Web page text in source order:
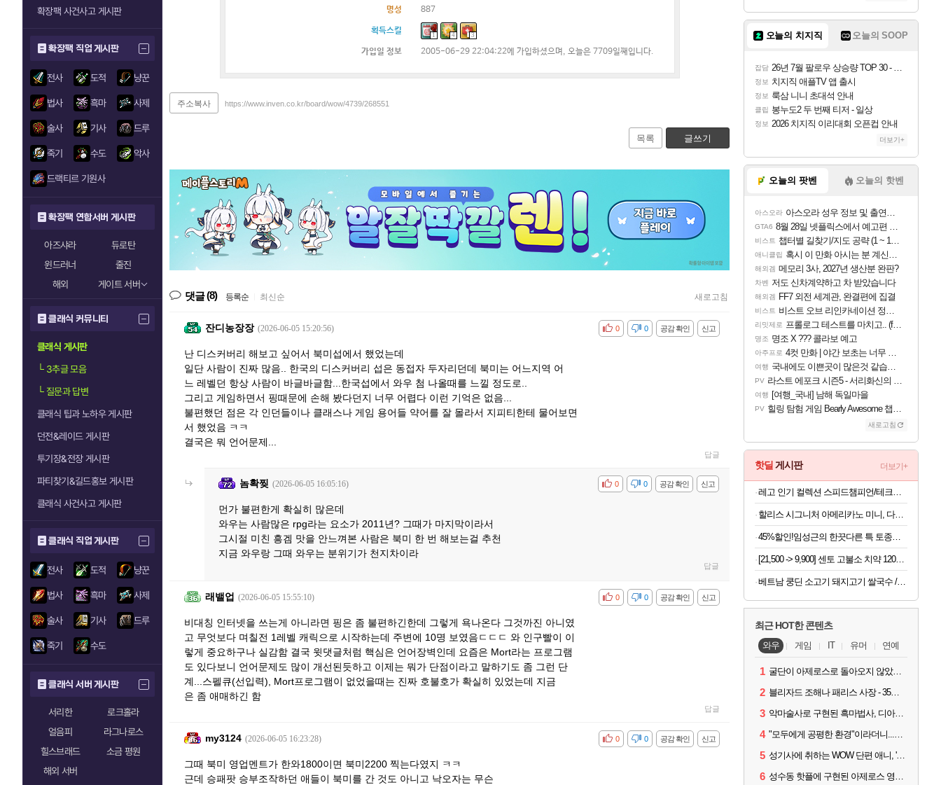
확장팩 사건사고 게시판
확장팩 직업 게시판
전사 도적 냥꾼
법사 흑마 사제
술사 기사 드루
죽기 수도 악사
드랙티르 기원사
확장팩 연합서버 게시판
아즈샤라
듀로탄
윈드러너
줄진
해외
게이트 서버
클래식 커뮤니티
클래식 게시판
└3추글 모음
└질문과 답변
클래식 팁과 노하우 게시판
던전&레이드 게시판
투기장&전장 게시판
파티찾기&길드홍보 게시판
클래식 사건사고 게시판
클래식 직업 게시판
전사 도적 냥꾼
법사 흑마 사제
술사 기사 드루
죽기 수도
클래식 서버 게시판
서리한
로크홀라
얼음피
라그나로스
힐스브래드
소금 평원
해외 서버
명성 887
획득스킬 1 4 3
가입일 정보 2005-06-29 22:04:22에 가입하셨으며, 오늘은 7709일째입니다.
주소복사 https://www.inven.co.kr/board/wow/4739/268551
목록 글쓰기
댓글(8) 등록순 최신순 새로고침
잔디농장장 (2026-06-05 15:20:56) 신고
공감 확인
비공감 0
0
난 디스커버리 해보고 싶어서 북미섭에서 했었는데
일단 사람이 진짜 많음.. 한국의 디스커버리 섭은 동접자 두자리던데 북미는 어느지역 어
느 레벨던 항상 사람이 바글바글함...한국섭에서 와우 첨 나올때를 느낄 정도로..
그리고 게임하면서 핑때문에 손해 봤다던지 너무 어렵다 이런 기억은 없음...
불편했던 점은 각 인던들이나 클래스나 게임 용어들 약어를 잘 몰라서 지피티한테 물어보면
서 했었음 ㅋㅋ
결국은 뭐 언어문제...
답글
놈확찢 (2026-06-05 16:05:16) 신고
공감 확인
비공감 0
0
먼가 불편한게 확실히 많은데
와우는 사람많은 rpg라는 요소가 2011년? 그때가 마지막이라서
그시절 미친 흥겜 맛을 안느껴본 사람은 북미 한 번 해보는걸 추천
지금 와우랑 그때 와우는 분위기가 천지차이라
답글
래밸업 (2026-06-05 15:55:10) 신고
공감 확인
비공감 0
0
비대칭 인터넷을 쓰는게 아니라면 핑은 좀 불편하긴한데 그렇게 욕나온다 그것까진 아니였
고 무엇보다 며칠전 1레벨 캐릭으로 시작하는데 주변에 10명 보였음ㄷㄷㄷ 와 인구빨이 이
렇게 중요하구나 실감함 결국 윗댓글처럼 핵심은 언어장벽인데 요즘은 Mort라는 프로그램
도 있다보니 언어문제도 많이 개선된듯하고 이제는 뭐가 단점이라고 말하기도 좀 그런 단
계...스펠큐(선입력), Mort프로그램이 없었을때는 진짜 호불호가 확실히 있었는데 지금
은 좀 애매하긴 함
답글
my3124 (2026-06-05 16:23:28) 신고
공감 확인
비공감 0
0
그때 북미 영업멘트가 한와1800이면 북미2200 찍는다였지 ㅋㅋ
근데 승패팟 승부조작하던 애들이 북미를 간 것도 아니고 낙오자는 무슨
오늘의 치지직 오늘의 SOOP
잡담 26년 7월 팔로우 상승량 TOP 30 - 월간 치지직
정보 치지직 애플TV 앱 출시
정보 룩삼 니니 초대석 안내
클립 봉누도2 두 번째 티저 - 일상
정보 2026 치지직 이리대회 오픈컵 안내
더보기+
오늘의 팟벤 오늘의 핫벤
아스오라 아스오라 성우 정보 및 출연작 모음
GTA6 8월 28일 넷플릭스에서 예고편 공개 예정
비스트 챕터별 길찾기/지도 공략 (1 ~ 12장)
애니클립 혹시 이 만화 아시는 분 계신가요
해외겜 메모리 3사, 2027년 생산분 완판?
차벤 저도 신차계약하고 차 받았습니다
해외겜 FF7 외전 세계관, 완결편에 집결
비스트 비스트 오브 리인카네이션 정보/공략글 모음
리밋제로 프롤로그 테스트를 마치고.. (feat. 리아)
명조 명조 X ??? 콜라보 예고
아주프로 4컷 만화 | 야간 보초는 너무 힘들어
여행 국내에도 이쁜곳이 많은것 같습니다
PV 라스트 에포크 시즌5 - 서리화신의 분노 티저
여행 [여행_국내] 남해 독일마을
PV 힐링 탐험 게임 Bearly Awesome 챕터 1 트레일러
새로고침
핫딜 게시판 더보기+
할리스 시그니처 아메리카노 미니, 다크, 0.9g, 100개입, 1개
[21,500 -> 9,900] 센토 고불소 치약 120g x 4개
베트남 쿵딘 소고기 돼지고기 쌀국수 / 정식 수입
최근 HOT한 콘텐츠
와우 게임 IT 유머 연예
1 굴단이 아제로스로 돌아오지 않았다면? 와우 클래식+ 주목
2 블리자드 조해나 패리스 사장 - 35년 역사, 그리고 비전
3 악마술사로 구현된 흑마법사, 디아4 x 와우 콜라보 살펴보기
4 "모두에게 공평한 환경"이라더니...여전히 살아있는 애드온
5 성기사에 취하는 WOW 단편 애니, '신성한 모든 것'
6 성수동 핫플에 구현된 아제로스 영웅들의 안식처, WoW 홈스윗홈